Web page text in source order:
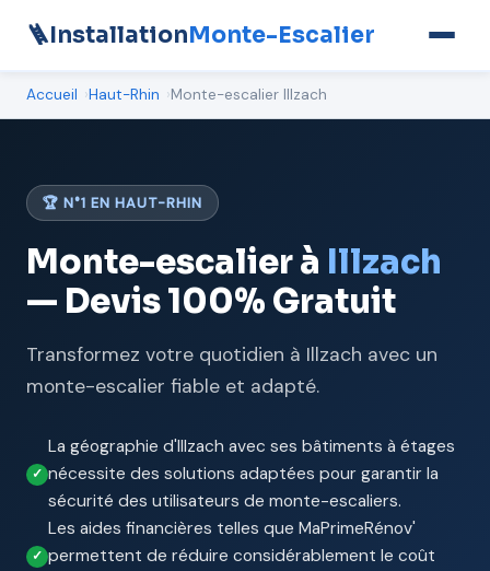
🪜InstallationMonte-Escalier
Accueil Haut-Rhin Monte-escalier Illzach
🏆 N°1 EN HAUT-RHIN
Monte-escalier à Illzach
— Devis 100% Gratuit
Transformez votre quotidien à Illzach avec un
monte-escalier fiable et adapté.
La géographie d'Illzach avec ses bâtiments à étages
nécessite des solutions adaptées pour garantir la
sécurité des utilisateurs de monte-escaliers.
Les aides financières telles que MaPrimeRénov'
permettent de réduire considérablement le coût